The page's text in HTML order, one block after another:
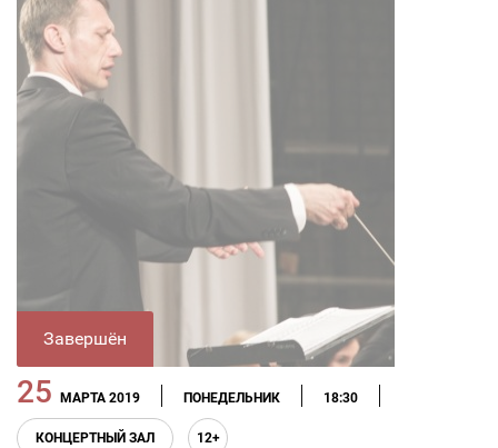
Завершён
25 МАРТА 2019 ПОНЕДЕЛЬНИК 18:30
КОНЦЕРТНЫЙ ЗАЛ 12+